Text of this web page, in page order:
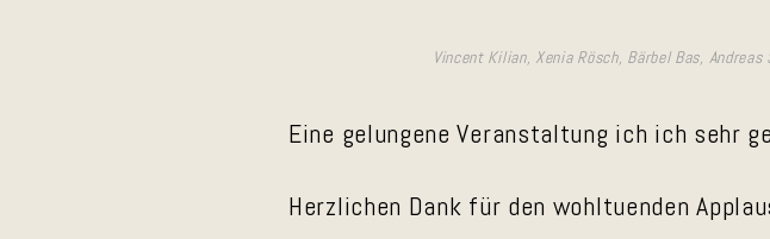
Vincent Kilian, Xenia Rösch, Bärbel Bas,
Eine gelungene Veranstaltung ich ich sehr
Herzlichen Dank für den wohltuenden